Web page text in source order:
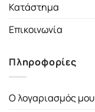
Κατάστημα
Επικοινωνία
Πληροφορίες
Ο λογαριασμός μου